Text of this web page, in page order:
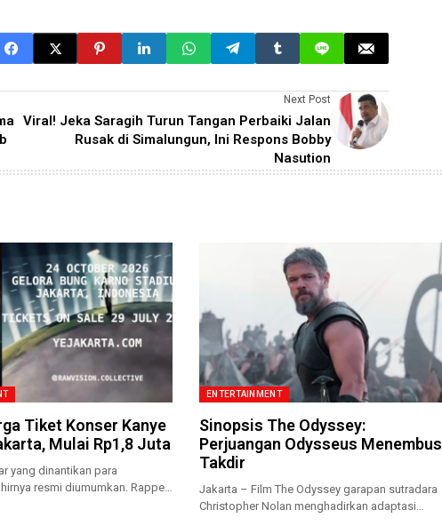
Next Post
Viral! Jeka Saragih Turun Tangan Perbaiki Jalan
Rusak di Simalungun, Ini Respons Bobby
Nasution
Tiket Konser Kanye
Mulai Rp1,8 Juta
yang dinantikan para
resmi diumumkan. Rapper
ENTERTAINMENT
Sinopsis The Odyssey:
Perjuangan Odysseus Menembus
Takdir
Jakarta – Film The Odyssey garapan sutradara
Christopher Nolan menghadirkan adaptasi